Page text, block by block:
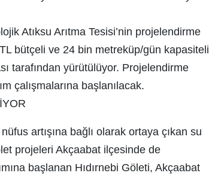
Atıksu Arıtma Tesisi’nin projelendirme
bütçeli ve 24 bin metreküp/gün kapasiteli
tarafından yürütülüyor. Projelendirme
çalışmalarına başlanılacak.
artışına bağlı olarak ortaya çıkan su
projeleri Akçaabat ilçesinde de
başlanan Hıdırnebi Göleti, Akçaabat